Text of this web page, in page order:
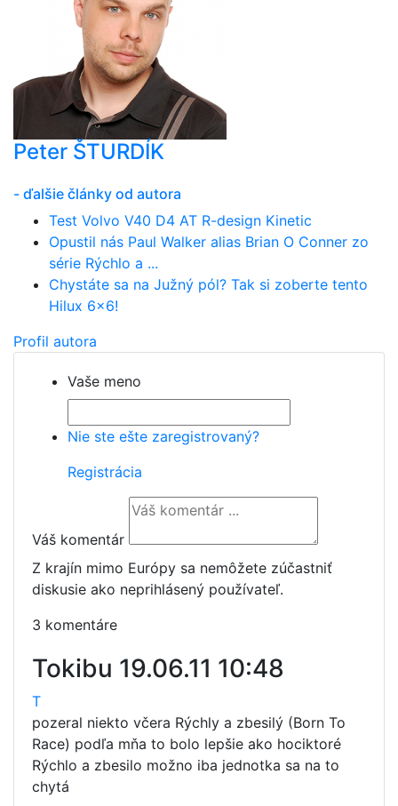
Peter ŠTURDÍK
- ďalšie články od autora
Test Volvo V40 D4 AT R-design Kinetic
Opustil nás Paul Walker alias Brian O Conner zo
série Rýchlo a ...
Chystáte sa na Južný pól? Tak si zoberte tento
Hilux 6x6!
Profil autora
Vaše meno
Nie ste ešte zaregistrovaný?
Registrácia
Váš komentár
Z krajín mimo Európy sa nemôžete zúčastniť
diskusie ako neprihlásený používateľ.
3 komentáre
Tokibu 19.06.11 10:48
T
pozeral niekto včera Rýchly a zbesilý (Born To
Race) podľa mňa to bolo lepšie ako hociktoré
Rýchlo a zbesilo možno iba jednotka sa na to
chytá